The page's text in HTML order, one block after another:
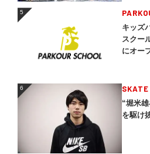
5
キッズ
スクー
にオー
6 SKATE
“堀米
を駆け